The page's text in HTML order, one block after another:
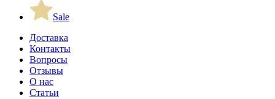
Sale
Доставка
Контакты
Вопросы
Отзывы
О нас
Статьи